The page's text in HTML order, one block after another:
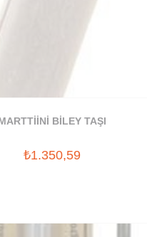
BİLEY TAŞI
₺1.350,59